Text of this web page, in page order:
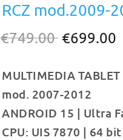
RCZ mod.2009-
€749.00 Original
was:
€749.00.
€699.00
MULTIMEDIA
mod. 2007-2012
ANDROID 15 | Ultra
CPU: UIS 7870 | 64